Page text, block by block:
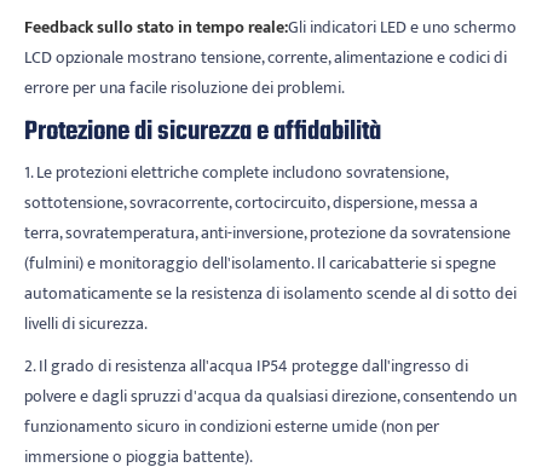
Feedback sullo stato in tempo reale:Gli indicatori LED e uno schermo
LCD opzionale mostrano tensione, corrente, alimentazione e codici di
errore per una facile risoluzione dei problemi.
Protezione di sicurezza e affidabilità
1. Le protezioni elettriche complete includono sovratensione,
sottotensione, sovracorrente, cortocircuito, dispersione, messa a
terra, sovratemperatura, anti-inversione, protezione da sovratensione
(fulmini) e monitoraggio dell'isolamento. Il caricabatterie si spegne
automaticamente se la resistenza di isolamento scende al di sotto dei
livelli di sicurezza.
2. Il grado di resistenza all'acqua IP54 protegge dall'ingresso di
polvere e dagli spruzzi d'acqua da qualsiasi direzione, consentendo un
funzionamento sicuro in condizioni esterne umide (non per
immersione o pioggia battente).